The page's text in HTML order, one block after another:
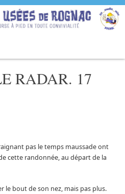
RADAR. 17
pas le temps maussade ont
cette randonnée, au départ de la
le bout de son nez, mais pas plus.